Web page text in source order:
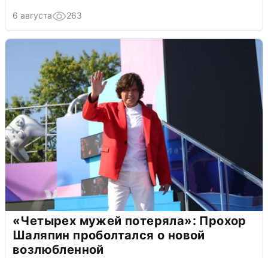
6 августа 263
«Четырех мужей потеряла»: Прохор
Шаляпин проболтался о новой
возлюбленной